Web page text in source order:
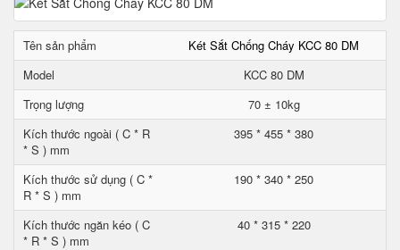
Tên sản phẩm
Két Sắt Chống Cháy KCC 80 DM
Model
KCC 80 DM
Trọng lượng
70 ± 10kg
Kích thước ngoài ( C * R
* S ) mm
395 * 455 * 380
Kích thước sử dụng ( C *
R * S ) mm
190 * 340 * 250
Kích thước ngăn kéo ( C
* R * S ) mm
40 * 315 * 220